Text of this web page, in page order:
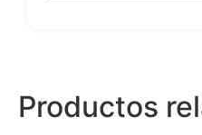
Productos